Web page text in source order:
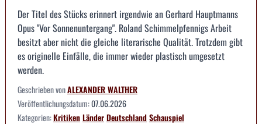
Der Titel des Stücks erinnert irgendwie an Gerhard Hauptmanns
Opus "Vor Sonnenuntergang". Roland Schimmelpfennigs Arbeit
besitzt aber nicht die gleiche literarische Qualität. Trotzdem gibt
es originelle Einfälle, die immer wieder plastisch umgesetzt
werden.
Geschrieben vonALEXANDER WALTHER
Veröffentlichungsdatum:07.06.2026
Kategorien:KritikenLänderDeutschlandSchauspiel